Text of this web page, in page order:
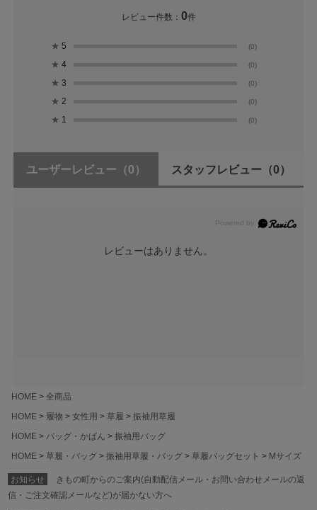
レビュー件数： 0件
★ 5 (0)
★ 4 (0)
★ 3 (0)
★ 2 (0)
★ 1 (0)
ユーザーレビュー （0） スタッフレビュー （0）
レビューはありません。
HOME
全商品
HOME
履物 女性用 草履
振袖用草履
HOME
バッグ・かばん
振袖用バッグ
HOME
草履・バッグ 振袖用草履・バッグ 草履バッグセット Mサイズ
お知らせ
きもの町からのご案内(自動配信メール・お問い合わせメールの返
信・ご注文確認メールなど)が届かない方へ